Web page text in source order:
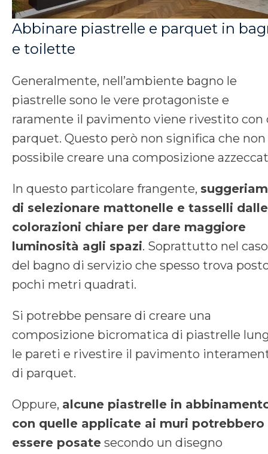
Abbinare piastrelle e parquet in
e toilette
Generalmente, nell’ambiente bagno le
piastrelle sono le vere protagoniste e
raramente il pavimento viene rivestito con
parquet. Questo però non significa che non
possibile creare una composizione
In questo particolare frangente,
di selezionare mattonelle e tasselli dalle
colorazioni chiare per dare maggiore
luminosità agli spazi. Soprattutto nel caso
del bagno di servizio che spesso trova
pochi metri quadrati.
Si potrebbe pensare di creare una
composizione bicromatica di piastrelle
le pareti e rivestire il pavimento
di parquet.
Oppure, alcune piastrelle in
con quelle applicate ai muri potrebbero
essere posate secondo un disegno